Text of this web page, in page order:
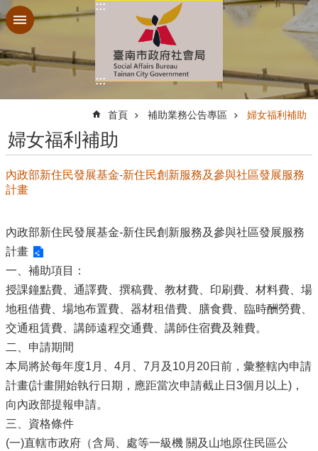
跳到主要內容區塊
:::
:::
首頁 補助業務公告專區 婦女福利補助
婦女福利補助
內政部新住民發展基金-新住民創新服務及參與社區發展服務
計畫
內政部新住民發展基金-新住民創新服務及參與社區發展服務
計畫
一、補助項目：
授課鐘點費、通譯費、撰稿費、教材費、印刷費、材料費、場
地租借費、場地布置費、器材租借費、膳食費、臨時酬勞費、
交通租賃費、講師遠程交通費、講師住宿費及雜費。
二、申請期間
本局將於每年度1月、4月、7月及10月20日前，彙整轄內申請
計畫(計畫開始執行日期，應距當次申請截止日3個月以上)，
向內政部提報申請。
三、資格條件
(一)直轄市政府（含局、處等一級機 關及山地原住民區公